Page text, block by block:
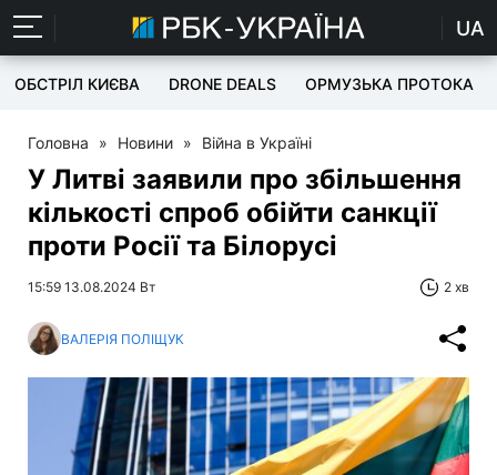
UA
ОБСТРІЛ КИЄВА DRONE DEALS ОРМУЗЬКА ПРОТОКА
Головна » Новини » Війна в Україні
У Литві заявили про збільшення
кількості спроб обійти санкції
проти Росії та Білорусі
15:59 13.08.2024 Вт 2 хв
ВАЛЕРІЯ ПОЛІЩУК